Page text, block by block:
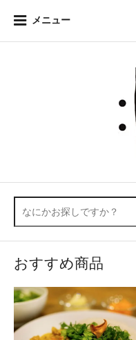
メニュー
おすすめ商品